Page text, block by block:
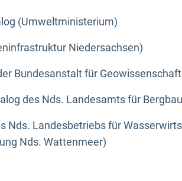
(Umweltministerium)
Niedersachsen)
Bundesanstalt für
des Nds. Landesamts für
Nds. Landesbetriebs für
Nds. Wattenmeer)